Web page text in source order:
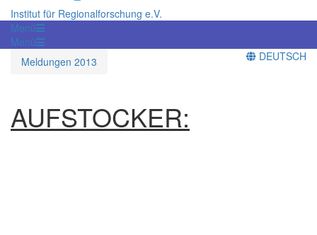
Institut für Regionalforschung e.V.
Menü
Menü
Meldungen 2013
DEUTSCH
AUFSTOCKER: